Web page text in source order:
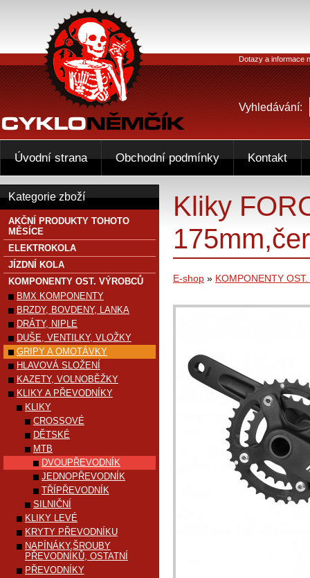
Kliky
E-shop » KOMPONENTY
Kategorie zboží
AKČNÍ PRODUKTY TOHOTO
MĚSÍCE
ELEKTROKOLA
JÍZDNÍ KOLA
KOMPONENTY OST. VÝROBCŮ
BMX KOMPONENTY
BRZDY, BOVDENY, LANKA
DRÁTY, NIPLE
DUŠE, VENTILKY, VLOŽKY
GRIPY A OMOTÁVKY
HLAVOVÁ SLOŽENÍ
KAZETY, VOLNOBĚŽKY
KLIKY A PŘEVODNÍKY
KLIKY
CROSSOVÉ
DĚTSKÉ
MTB
DVOUPŘEVODNÍK
JEDNOPŘEVODNÍK
TŘÍPŘEVODNÍK
SILNIČNÍ
KLIKY LEVÉ
KRYTY PŘEVODNÍKU
NAPÍNÁKY,ŠROUBY
PŘEVODNÍKŮ, OSTATNÍ
PŘEVODNÍKY
Dotazy a informace
Vyhledávání:
Úvodní strana Obchodní podmínky Kontakt